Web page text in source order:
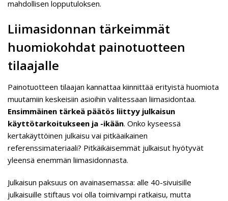
mahdollisen lopputuloksen.
Liimasidonnan tärkeimmät
huomiokohdat painotuotteen
tilaajalle
Painotuotteen tilaajan kannattaa kiinnittää erityistä huomiota
muutamiin keskeisiin asioihin valitessaan liimasidontaa.
Ensimmäinen tärkeä päätös liittyy julkaisun
käyttötarkoitukseen ja -ikään. Onko kyseessä
kertakäyttöinen julkaisu vai pitkäaikainen
referenssimateriaali? Pitkäikäisemmät julkaisut hyötyvät
yleensä enemmän liimasidonnasta.
Julkaisun paksuus on avainasemassa: alle 40-sivuisille
julkaisuille stiftaus voi olla toimivampi ratkaisu, mutta